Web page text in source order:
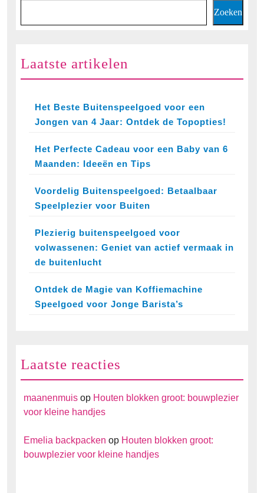
Zoeken
Laatste artikelen
Het Beste Buitenspeelgoed voor een
Jongen van 4 Jaar: Ontdek de Topopties!
Het Perfecte Cadeau voor een Baby van 6
Maanden: Ideeën en Tips
Voordelig Buitenspeelgoed: Betaalbaar
Speelplezier voor Buiten
Plezierig buitenspeelgoed voor
volwassenen: Geniet van actief vermaak in
de buitenlucht
Ontdek de Magie van Koffiemachine
Speelgoed voor Jonge Barista’s
Laatste reacties
maanenmuis op Houten blokken groot: bouwplezier
voor kleine handjes
Emelia backpacken op Houten blokken groot:
bouwplezier voor kleine handjes